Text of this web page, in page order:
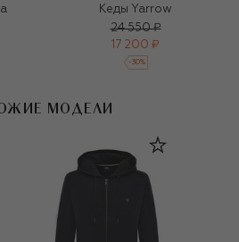
Кеды Yarrow
24 550 ₽
17 200 ₽
-30%
МОДЕЛИ